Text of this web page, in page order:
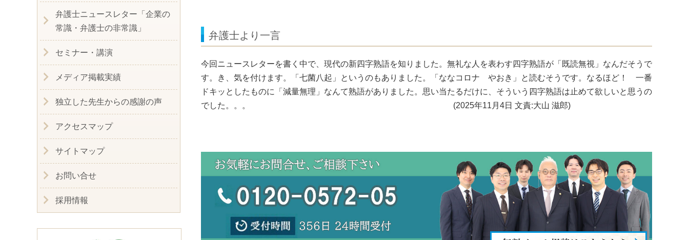
弁護士より一言
今回ニュースレターを書く中で、現代の新四字熟語を知りました。無礼な人を表わす四字熟語が「既読無視」なんだそうで
す。き、気を付けます。「七菌八起」というのもありました。「ななコロナ やおき」と読むそうです。なるほど！ 一番
ドキッとしたものに「減量無理」なんて熟語がありました。思い当たるだけに、そういう四字熟語は止めて欲しいと思うの
でした。。。 (2025年11月4日 文責:大山 滋郎)
弁護士ニュースレター「企業の
常識・弁護士の非常識」
セミナー・講演
メディア掲載実績
独立した先生からの感謝の声
アクセスマップ
サイトマップ
お問い合せ
採用情報